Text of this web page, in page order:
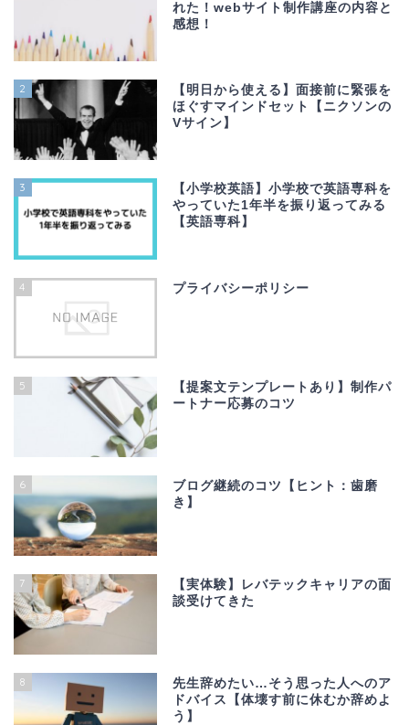
れた！webサイト制作講座の内容と
感想！
2
【明日から使える】面接前に緊張を
ほぐすマインドセット【ニクソンの
Vサイン】
3
【小学校英語】小学校で英語専科を
やっていた1年半を振り返ってみる
【英語専科】
4 プライバシーポリシー
5
【提案文テンプレートあり】制作パ
ートナー応募のコツ
6
ブログ継続のコツ【ヒント：歯磨
き】
7
【実体験】レバテックキャリアの面
談受けてきた
8
先生辞めたい…そう思った人へのア
ドバイス【体壊す前に休むか辞めよ
う】